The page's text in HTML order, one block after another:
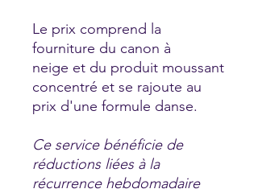
Le prix comprend la
fourniture du canon à
neige et du produit moussant
concentré et se rajoute au
prix d'une formule danse.
Ce service bénéficie de
réductions liées à la
récurrence hebdomadaire